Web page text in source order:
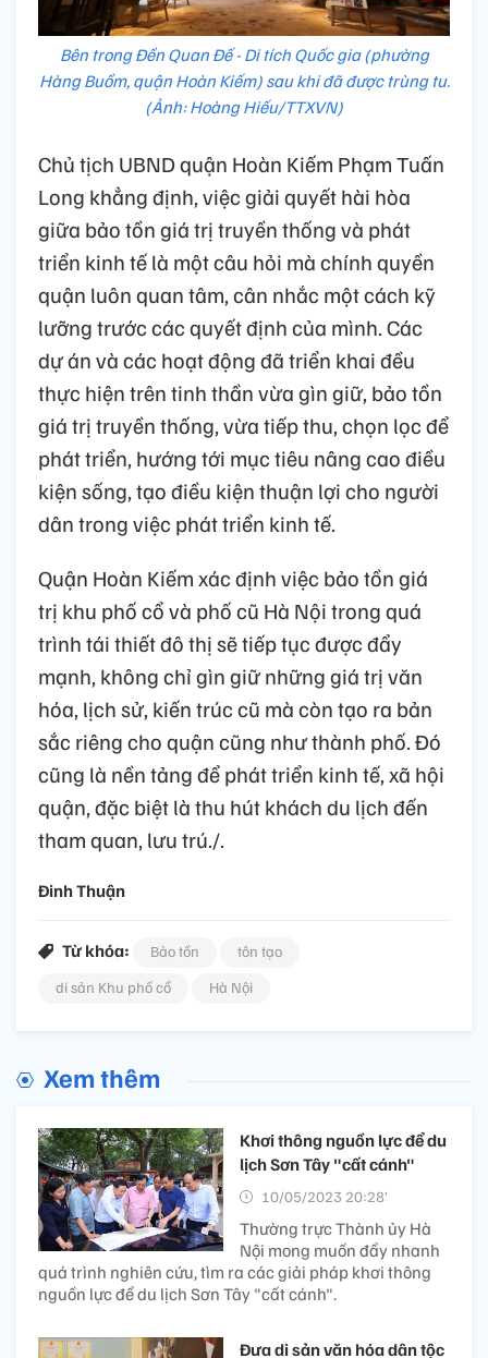
Bên trong Đền Quan Đế - Di tích Quốc gia (phường
Hàng Buồm, quận Hoàn Kiếm) sau khi đã được trùng tu.
(Ảnh: Hoàng Hiếu/TTXVN)
Chủ tịch UBND quận Hoàn Kiếm Phạm Tuấn
Long khẳng định, việc giải quyết hài hòa
giữa bảo tồn giá trị truyền thống và phát
triển kinh tế là một câu hỏi mà chính quyền
quận luôn quan tâm, cân nhắc một cách kỹ
lưỡng trước các quyết định của mình. Các
dự án và các hoạt động đã triển khai đều
thực hiện trên tinh thần vừa gìn giữ, bảo tồn
giá trị truyền thống, vừa tiếp thu, chọn lọc để
phát triển, hướng tới mục tiêu nâng cao điều
kiện sống, tạo điều kiện thuận lợi cho người
dân trong việc phát triển kinh tế.
Quận Hoàn Kiếm xác định việc bảo tồn giá
trị khu phố cổ và phố cũ Hà Nội trong quá
trình tái thiết đô thị sẽ tiếp tục được đẩy
mạnh, không chỉ gìn giữ những giá trị văn
hóa, lịch sử, kiến trúc cũ mà còn tạo ra bản
sắc riêng cho quận cũng như thành phố. Đó
cũng là nền tảng để phát triển kinh tế, xã hội
quận, đặc biệt là thu hút khách du lịch đến
tham quan, lưu trú./.
Đinh Thuận
Từ khóa: Bảo tồn
tôn tạo
di sản Khu phố cổ
Hà Nội
Xem thêm
Khơi thông nguồn lực để du
lịch Sơn Tây "cất cánh"
10/05/2023 20:28’
Thường trực Thành ủy Hà
Nội mong muốn đẩy nhanh
quá trình nghiên cứu, tìm ra các giải pháp khơi thông
nguồn lực để du lịch Sơn Tây "cất cánh".
Đưa di sản văn hóa dân tộc